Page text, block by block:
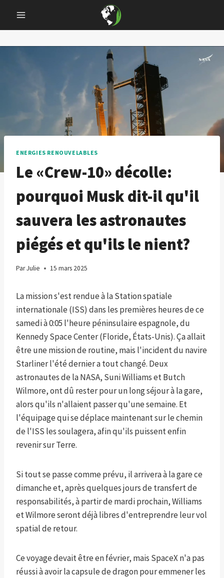
content
ENERGIES RENOUVELABLES
Le «Crew-10» décolle:
pourquoi Musk dit-il qu'il
sauvera les astronautes
piégés et qu'ils le nient?
ParJulie 15 mars 2025
La mission s'est rendue à la Station spatiale
internationale (ISS) dans les premières heures de ce
samedi à 0:05 l'heure péninsulaire espagnole, du
Kennedy Space Center (Floride, États-Unis). Ça allait
être une mission de routine, mais l'incident du navire
Starliner l'été dernier a tout changé. Deux
astronautes de la NASA, Suni Williams et Butch
Wilmore, ont dû rester pour un long séjour à la gare,
alors qu'ils n'allaient passer qu'une semaine. Et
l'équipage qui se déplace maintenant sur le chemin
de l'ISS les soulagera, afin qu'ils puissent enfin
revenir sur Terre.
Si tout se passe comme prévu, il arrivera à la gare ce
dimanche et, après quelques jours de transfert de
responsabilités, à partir de mardi prochain, Williams
et Wilmore seront déjà libres d'entreprendre leur vol
spatial de retour.
Ce voyage devait être en février, mais SpaceX n'a ​​pas
réussi à avoir la capsule de dragon pour emmener les